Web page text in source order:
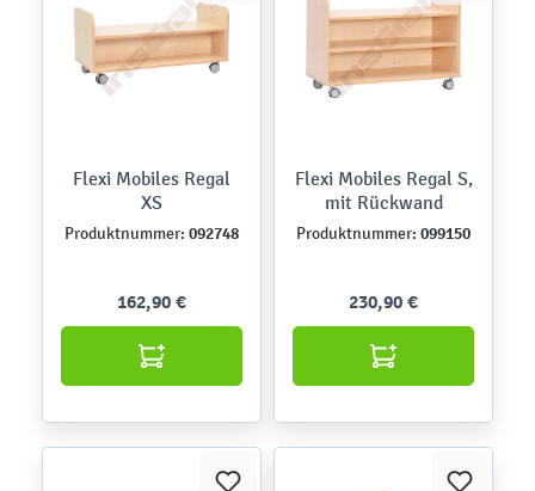
Flexi Mobiles Regal
XS
Produktnummer: 092748
162,90 €
Flexi Mobiles Regal S,
mit Rückwand
Produktnummer: 099150
230,90 €